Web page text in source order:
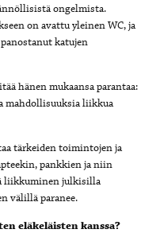
ongelmista.
on avattu yleinen WC, ja
katujen
hänen mukaansa parantaa:
mahdollisuuksia liikkua
tärkeiden toimintojen ja
pankkien ja niin
liikkuminen julkisilla
välillä paranee.
eläkeläisten kanssa?